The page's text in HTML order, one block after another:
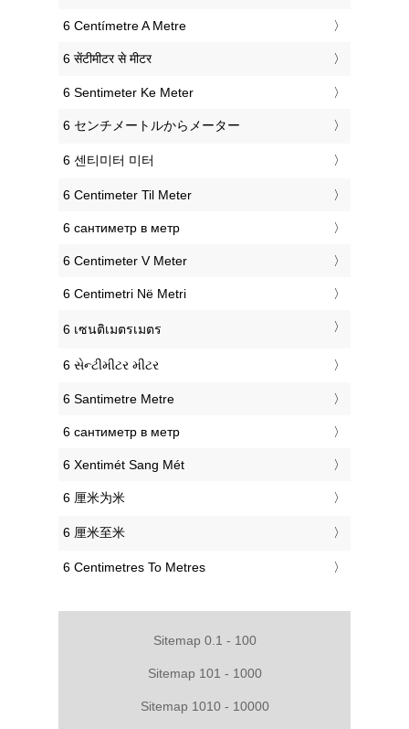
‎6 Centímetre A Metre
‎6 सेंटीमीटर से मीटर
‎6 Sentimeter Ke Meter
‎6 センチメートルからメーター
‎6 센티미터 미터
‎6 Centimeter Til Meter
‎6 сантиметр в метр
‎6 Centimeter V Meter
‎6 Centimetri Në Metri
‎6 เซนติเมตรเมตร
‎6 સેન્ટીમીટર મીટર
‎6 Santimetre Metre
‎6 сантиметр в метр
‎6 Xentimét Sang Mét
‎6 厘米为米
‎6 厘米至米
‎6 Centimetres To Metres
Sitemap 0.1 - 100
Sitemap 101 - 1000
Sitemap 1010 - 10000